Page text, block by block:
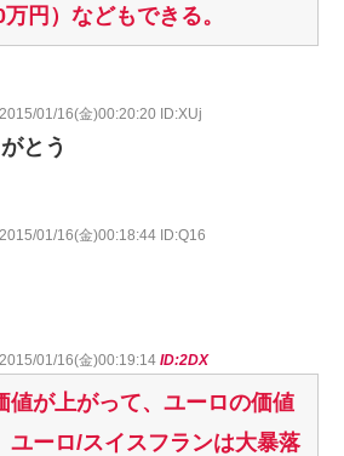
円）などもできる。
2015/01/16(金)00:20:20 ID:XUj
とう
2015/01/16(金)00:18:44 ID:Q16
2015/01/16(金)00:19:14 ID:2DX
値が上がって、ユーロの価値
ユーロ/スイスフランは大暴落